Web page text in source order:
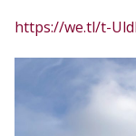
https://we.tl/t-